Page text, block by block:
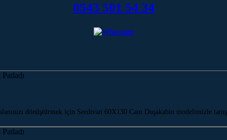
0543 501 54 34
dönüştürmek için Serdivan 60X130 Cam Duşakabin modelimizle